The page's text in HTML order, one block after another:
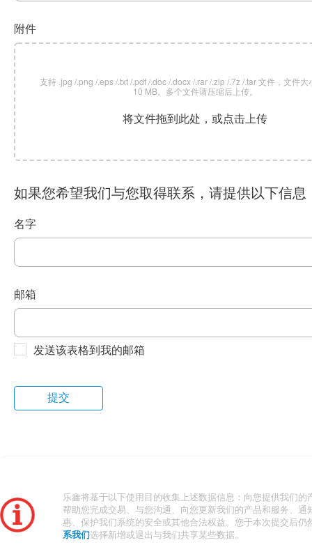
附件
支持 .jpg /.png /.eps /.txt /.pdf /.doc /.docx /.rar /.zip /.7z /.tar 文件，文件大
10 MB。多个文件请压缩后上传。
将文件拖到此处，或点击上传
如果您希望我们与您取得联系，请提供以下信息
名字
邮箱
发送该表格到我的邮箱
乐鑫将基于以下使用目的收集上述数据信息：向您提供我们的
帮助您完成交易、与您沟通、向您更新我们的产品和服务、通
惠、保护我们系统的安全或其他合法权益。您于本次提交后仍
系我们 选择新增或退出与我们共享某些数据。